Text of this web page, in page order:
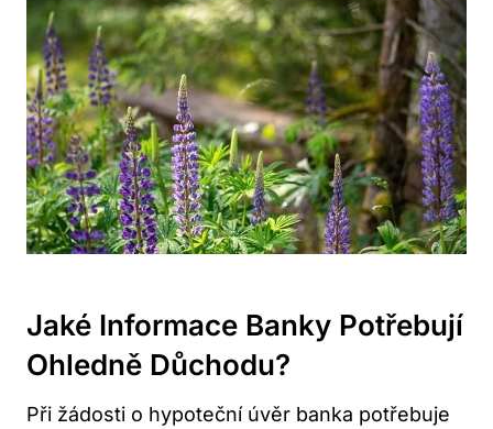
Jaké Informace Banky Potřebují
Ohledně Důchodu?
Při žádosti o hypoteční úvěr banka potřebuje